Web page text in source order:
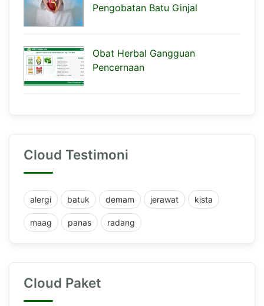
Pengobatan Batu Ginjal
Obat Herbal Gangguan
Pencernaan
Cloud Testimoni
alergi batuk demam jerawat kista
maag panas radang
Cloud Paket